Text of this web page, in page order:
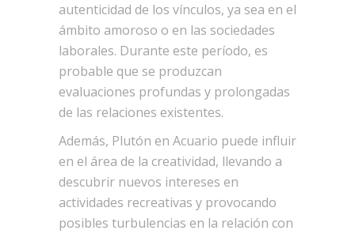
autenticidad de los vínculos, ya sea en el
ámbito amoroso o en las sociedades
laborales. Durante este período, es
probable que se produzcan
evaluaciones profundas y prolongadas
de las relaciones existentes.
Además, Plutón en Acuario puede influir
en el área de la creatividad, llevando a
descubrir nuevos intereses en
actividades recreativas y provocando
posibles turbulencias en la relación con